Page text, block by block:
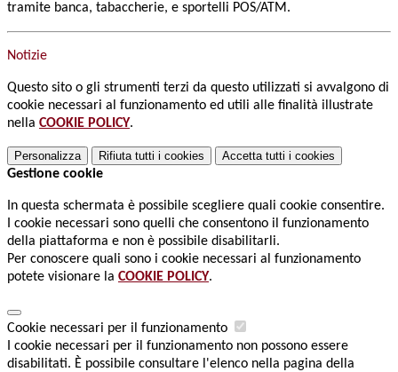
tramite banca, tabaccherie, e sportelli POS/ATM.
Notizie
Questo sito o gli strumenti terzi da questo utilizzati si avvalgono di
cookie necessari al funzionamento ed utili alle finalità illustrate
nella COOKIE POLICY.
Personalizza Rifiuta tutti i cookies Accetta tutti i cookies
Gestione cookie
In questa schermata è possibile scegliere quali cookie consentire.
I cookie necessari sono quelli che consentono il funzionamento
della piattaforma e non è possibile disabilitarli.
Per conoscere quali sono i cookie necessari al funzionamento
potete visionare la COOKIE POLICY.
Cookie necessari per il funzionamento
I cookie necessari per il funzionamento non possono essere
disabilitati. È possibile consultare l'elenco nella pagina della